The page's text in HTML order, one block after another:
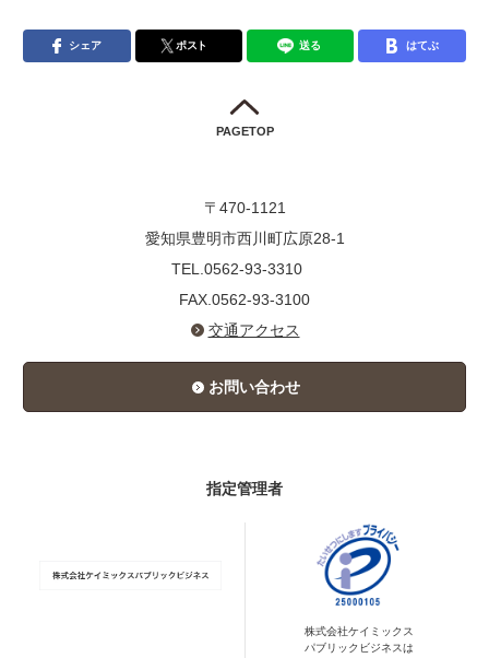
シェア ポスト 送る はてぶ
PAGETOP
〒470-1121
愛知県豊明市西川町広原28-1
TEL.0562-93-3310
FAX.0562-93-3100
交通アクセス
お問い合わせ
指定管理者
株式会社ケイミックス
パブリックビジネスは